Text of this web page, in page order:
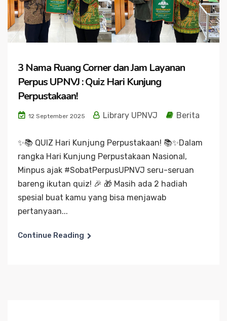
3 Nama Ruang Corner dan Jam Layanan
Perpus UPNVJ : Quiz Hari Kunjung
Perpustakaan!
12 September 2025 Library UPNVJ Berita
✨📚 QUIZ Hari Kunjung Perpustakaan! 📚✨Dalam
rangka Hari Kunjung Perpustakaan Nasional,
Minpus ajak #SobatPerpusUPNVJ seru-seruan
bareng ikutan quiz! 🎉 🎁 Masih ada 2 hadiah
spesial buat kamu yang bisa menjawab
pertanyaan...
Continue Reading